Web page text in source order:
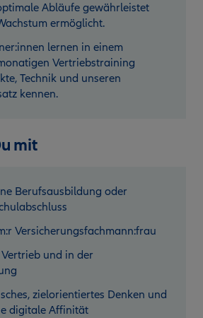
Abläufe gewährleistet
ermöglicht.
lernen in einem
Vertriebstraining
Technik und unseren
kennen.
mit
Berufsausbildung oder
Versicherungsfachmann:frau
und in der
zielorientiertes Denken und
digitale Affinität